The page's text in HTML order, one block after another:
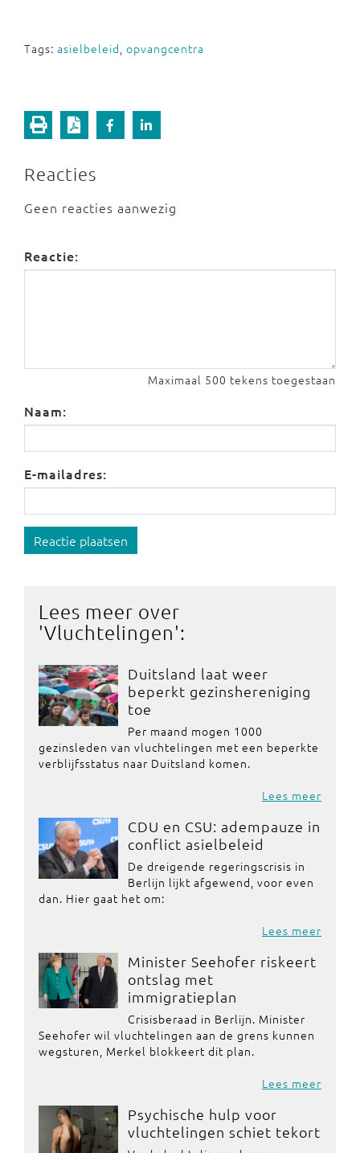
Tags: asielbeleid, opvangcentra
Reacties
Geen reacties aanwezig
Reactie:
Maximaal 500 tekens toegestaan
Naam:
E-mailadres:
Reactie plaatsen
Lees meer over
'Vluchtelingen':
Duitsland laat weer
beperkt gezinshereniging
toe
Per maand mogen 1000
gezinsleden van vluchtelingen met een beperkte
verblijfsstatus naar Duitsland komen.
Lees meer
CDU en CSU: adempauze in
conflict asielbeleid
De dreigende regeringscrisis in
Berlijn lijkt afgewend, voor even
dan. Hier gaat het om:
Lees meer
Minister Seehofer riskeert
ontslag met
immigratieplan
Crisisberaad in Berlijn. Minister
Seehofer wil vluchtelingen aan de grens kunnen
wegsturen, Merkel blokkeert dit plan.
Lees meer
Psychische hulp voor
vluchtelingen schiet tekort